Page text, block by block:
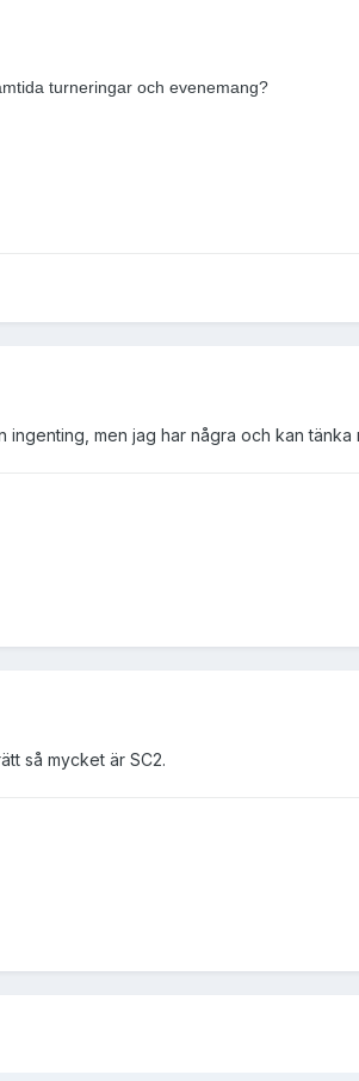
turneringar och evenemang?
men jag har några och kan
så mycket är SC2.